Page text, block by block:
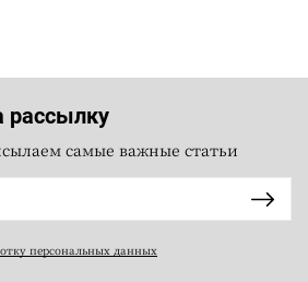
рассылку
самые важные статьи
персональных данных